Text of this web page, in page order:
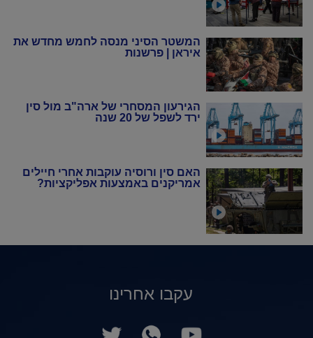
המשטר הסיני מנסה לחמש מחדש את
איראן | פרשנות
הגירעון המסחרי של ארה"ב מול סין
ירד לשפל של 20 שנה
האם סין ורוסיה עוקבות אחרי חיילים
אמריקנים באמצעות אפליקציות?
עקבו אחרינו